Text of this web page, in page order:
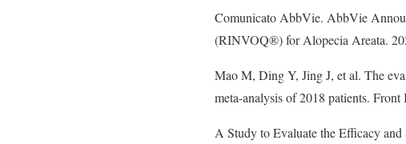
Comunicato AbbVie. AbbVie
(RINVOQ®) for Alopecia Areata.
Mao M, Ding Y, Jing J, et al. The
meta-analysis of 2018 patients.
A Study to Evaluate the Efficacy